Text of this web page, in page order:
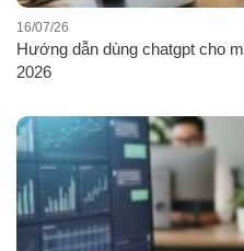
Hướng dẫn dùng chatgpt cho
2026
16/07/26